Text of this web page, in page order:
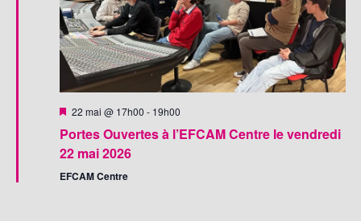
Mis
avant
22 mai @ 17h00 - 19h00
Portes Ouvertes à l’EFCAM Centre le vendredi
22 mai 2026
EFCAM Centre